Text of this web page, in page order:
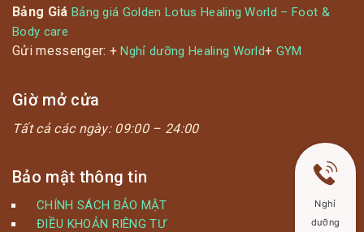
Bảng Giá Bảng giá Golden Lotus Healing World – Foot &
Body care
Gửi messenger: +Nghỉ dưỡng Healing World+ GYM
Giờ mở cửa
Tất cả các ngày: 09:00 – 24:00
Bảo mật thông tin
CHÍNH SÁCH BẢO MẬT
ĐIỀU KHOẢN RIÊNG TƯ
Nghỉ
dưỡng